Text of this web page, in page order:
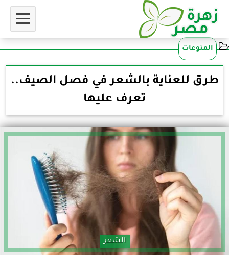
المنوعات
طرق للعناية بالشعر في فصل الصيف..
تعرف عليها
الشعر